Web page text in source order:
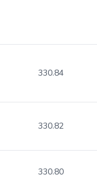
330.84
330.82
330.80